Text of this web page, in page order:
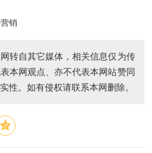
销
转自其它媒体，相关信息仅为传
本网观点、亦不代表本网站赞同
性。如有侵权请联系本网删除。